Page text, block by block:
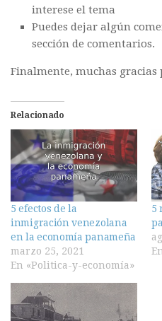
interese el tema
Puedes dejar algún
sección de comentarios.
Finalmente, muchas
Relacionado
5 efectos de la
inmigración venezolana
en la economía panameña
marzo 25, 2021
En «Politica-y-economía»
5